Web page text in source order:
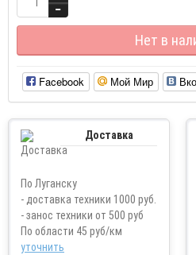
Нет в
Facebook Мой Мир
Доставка
По Луганску
- доставка техники 1000 руб.
- занос техники от 500 руб
По области 45 руб/км
уточнить